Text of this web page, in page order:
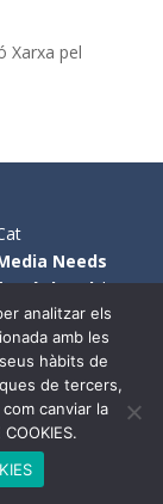
Xarxa pel
Needs
|Avís legal|
sexista del
la seva
Per
com a
amb al
analitzar els
amb les
hàbits de
de tercers,
canviar la